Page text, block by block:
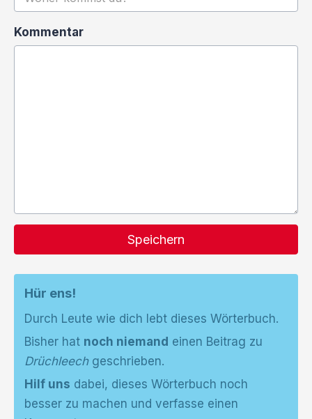
Kommentar
Speichern
Hür ens!
Durch Leute wie dich lebt dieses Wörterbuch.
Bisher hat noch niemand einen Beitrag zu
Drüchleechgeschrieben.
Hilf uns dabei, dieses Wörterbuch noch
besser zu machen und verfasse einen